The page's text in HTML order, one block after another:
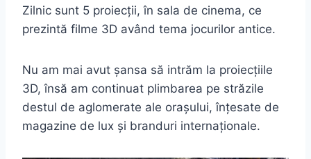
Zilnic sunt 5 proiecții, în sala de cinema, ce
prezintă filme 3D având tema jocurilor antice.
Nu am mai avut șansa să intrăm la proiecțiile
3D, însă am continuat plimbarea pe străzile
destul de aglomerate ale orașului, înțesate de
magazine de lux și branduri internaționale.